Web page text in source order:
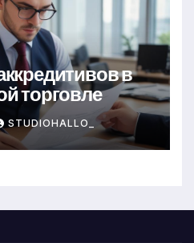
в
торговле
STUDIOHALLO_